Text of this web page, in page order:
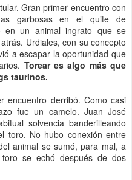
Gran primer encuentro con
garbosas en el quite de
en un animal ingrato que se
Urdiales, con su concepto
a escapar la oportunidad que
Torear es algo más que
taurinos.
encuentro derribó. Como casi
fue un camelo. Juan José
solvencia banderilleando
toro. No hubo conexión entre
animal se sumó, para mal, a
se echó después de dos